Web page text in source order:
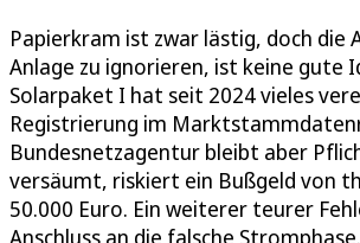
Papierkram ist zwar lästig, doch die
Anlage zu ignorieren, ist keine gute
Solarpaket I hat seit 2024 vieles
Registrierung im
Bundesnetzagentur bleibt aber
versäumt, riskiert ein Bußgeld von
50.000 Euro. Ein weiterer teurer
Anschluss an die falsche